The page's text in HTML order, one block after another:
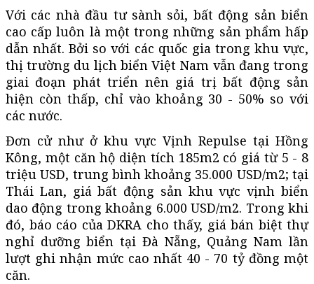
Với các nhà đầu tư sành sỏi, bất động sản biển
cao cấp luôn là một trong những sản phẩm hấp
dẫn nhất. Bởi so với các quốc gia trong khu vực,
thị trường du lịch biển Việt Nam vẫn đang trong
giai đoạn phát triển nên giá trị bất động sản
hiện còn thấp, chỉ vào khoảng 30 - 50% so với
các nước.
Đơn cử như ở khu vực Vịnh Repulse tại Hồng
Kông, một căn hộ diện tích 185m2 có giá từ 5 - 8
triệu USD, trung bình khoảng 35.000 USD/m2; tại
Thái Lan, giá bất động sản khu vực vịnh biển
dao động trong khoảng 6.000 USD/m2. Trong khi
đó, báo cáo của DKRA cho thấy, giá bán biệt thự
nghỉ dưỡng biển tại Đà Nẵng, Quảng Nam lần
lượt ghi nhận mức cao nhất 40 - 70 tỷ đồng một
căn.